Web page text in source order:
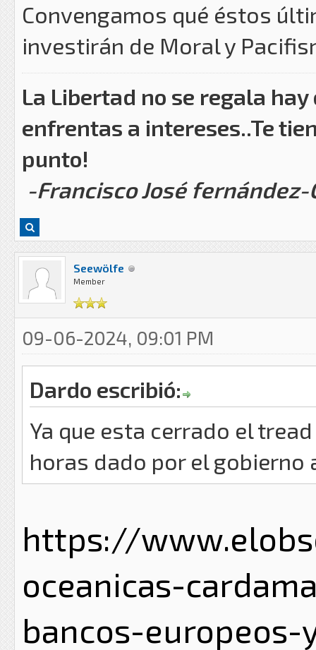
Convengamos qué éstos
investirán de Moral y
La Libertad no se regala
enfrentas a intereses..Te
punto!
-Francisco José
Seewölfe
Member
09-06-2024, 09:01 PM
Dardo escribió:
Ya que esta cerrado el
horas dado por el gobierno
https://
oceanicas-
bancos-